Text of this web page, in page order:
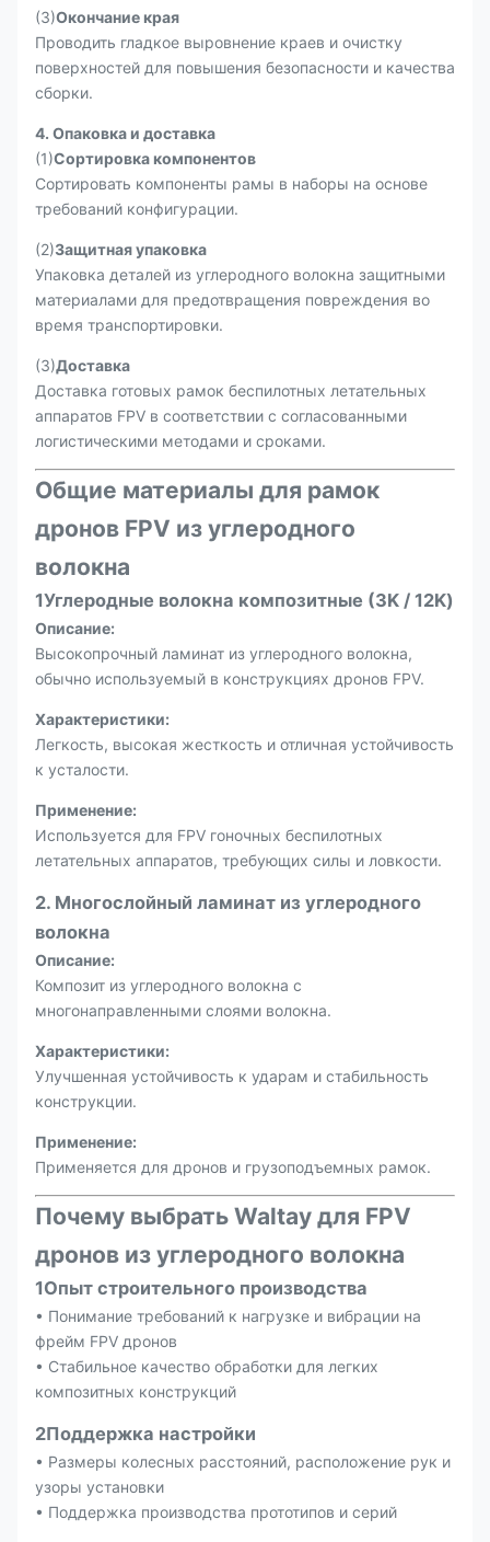
(3)Окончание края
Проводить гладкое выровнение краев и очистку
поверхностей для повышения безопасности и качества
сборки.
4. Опаковка и доставка
(1)Сортировка компонентов
Сортировать компоненты рамы в наборы на основе
требований конфигурации.
(2)Защитная упаковка
Упаковка деталей из углеродного волокна защитными
материалами для предотвращения повреждения во
время транспортировки.
(3)Доставка
Доставка готовых рамок беспилотных летательных
аппаратов FPV в соответствии с согласованными
логистическими методами и сроками.
Общие материалы для рамок
дронов FPV из углеродного
волокна
1Углеродные волокна композитные (3K / 12K)
Описание:
Высокопрочный ламинат из углеродного волокна,
обычно используемый в конструкциях дронов FPV.
Характеристики:
Легкость, высокая жесткость и отличная устойчивость
к усталости.
Применение:
Используется для FPV гоночных беспилотных
летательных аппаратов, требующих силы и ловкости.
2. Многослойный ламинат из углеродного
волокна
Описание:
Композит из углеродного волокна с
многонаправленными слоями волокна.
Характеристики:
Улучшенная устойчивость к ударам и стабильность
конструкции.
Применение:
Применяется для дронов и грузоподъемных рамок.
Почему выбрать Waltay для FPV
дронов из углеродного волокна
1Опыт строительного производства
• Понимание требований к нагрузке и вибрации на
фрейм FPV дронов
• Стабильное качество обработки для легких
композитных конструкций
2Поддержка настройки
• Размеры колесных расстояний, расположение рук и
узоры установки
• Поддержка производства прототипов и серий